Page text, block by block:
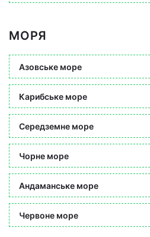
МОРЯ
Азовське море
Карибське море
Середземне море
Чорне море
Андаманське море
Червоне море